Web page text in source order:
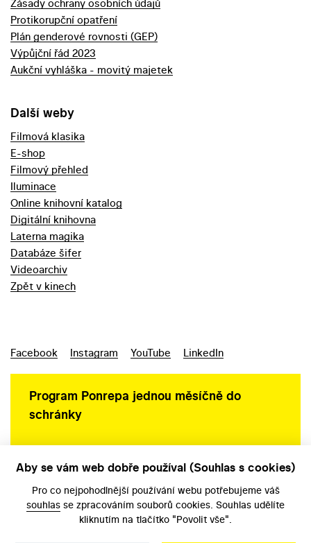
Zásady ochrany osobních údajů
Protikorupční opatření
Plán genderové rovnosti (GEP)
Výpůjční řád 2023
Aukční vyhláška - movitý majetek
Další weby
Filmová klasika
E-shop
Filmový přehled
Iluminace
Online knihovní katalog
Digitální knihovna
Laterna magika
Databáze šifer
Videoarchiv
Zpět v kinech
Facebook Instagram YouTube LinkedIn
Program Ponrepa jednou měsíčně do
schránky
Aby se vám web dobře používal (Souhlas s cookies)
Pro co nejpohodlnější používání webu potřebujeme váš
souhlas se zpracováním souborů cookies. Souhlas udělíte
kliknutím na tlačítko "Povolit vše".